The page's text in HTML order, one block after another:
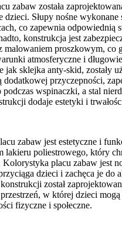
zabaw została
dzieci. Słupy nośne
co zapewnia odpowiednią
konstrukcja jest
malowaniem proszkowym, co
atmosferyczne i
jak sklejka anty-skid, zostały
dodatkowej przyczepności,
podczas wspinaczki, a stal
dodaje estetyki i
zabaw jest estetyczne i
lakieru poliestrowego, który
placu zabaw jest
dzieci i zachęca je do
został
w której dzieci
fizyczne i społeczne.